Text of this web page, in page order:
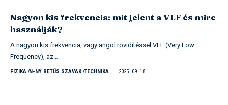
Nagyon kis frekvencia: mit jelent a VLF és mire
használják?
A nagyon kis frekvencia, vagy angol rövidítéssel VLF (Very Low
Frequency), az…
FIZIKA N-NY BETŰS SZAVAK TECHNIKA 2025. 09. 18.